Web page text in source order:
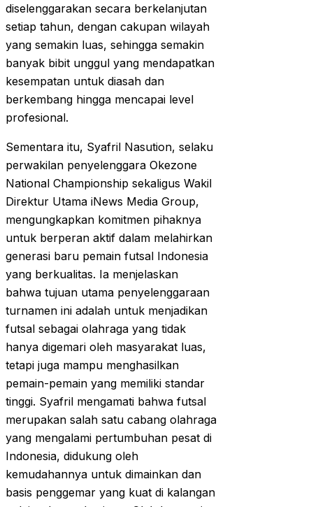
diselenggarakan secara berkelanjutan
setiap tahun, dengan cakupan wilayah
yang semakin luas, sehingga semakin
banyak bibit unggul yang mendapatkan
kesempatan untuk diasah dan
berkembang hingga mencapai level
profesional.
Sementara itu, Syafril Nasution, selaku
perwakilan penyelenggara Okezone
National Championship sekaligus Wakil
Direktur Utama iNews Media Group,
mengungkapkan komitmen pihaknya
untuk berperan aktif dalam melahirkan
generasi baru pemain futsal Indonesia
yang berkualitas. Ia menjelaskan
bahwa tujuan utama penyelenggaraan
turnamen ini adalah untuk menjadikan
futsal sebagai olahraga yang tidak
hanya digemari oleh masyarakat luas,
tetapi juga mampu menghasilkan
pemain-pemain yang memiliki standar
tinggi. Syafril mengamati bahwa futsal
merupakan salah satu cabang olahraga
yang mengalami pertumbuhan pesat di
Indonesia, didukung oleh
kemudahannya untuk dimainkan dan
basis penggemar yang kuat di kalangan